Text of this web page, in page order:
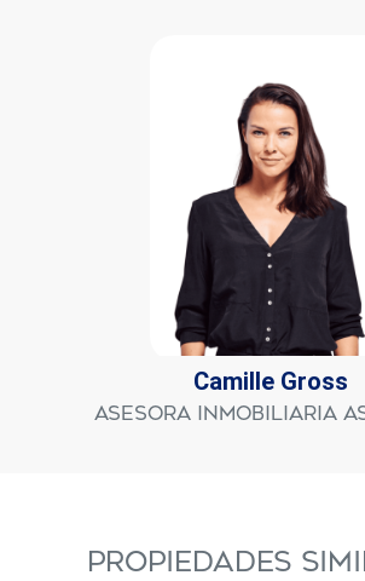
Camille Gross
Asesora Inmobiliaria
PROPIEDADES